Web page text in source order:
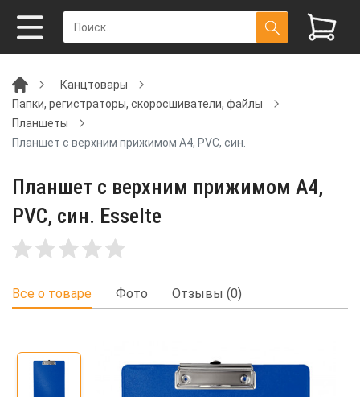
Канцтовары
Папки, регистраторы, скоросшиватели, файлы
Планшеты
Планшет с верхним прижимом А4, PVC, син.
Планшет с верхним прижимом А4,
PVC, син. Esselte
Все о товаре Фото Отзывы (0)